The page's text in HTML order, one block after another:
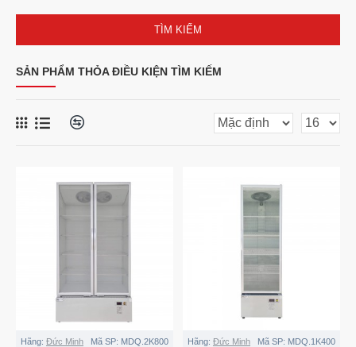
TÌM KIẾM
SẢN PHẨM THỎA ĐIỀU KIỆN TÌM KIẾM
Hãng: Đức Minh Mã SP: MDQ.2K800 Hãng: Đức Minh Mã SP: MDQ.1K400